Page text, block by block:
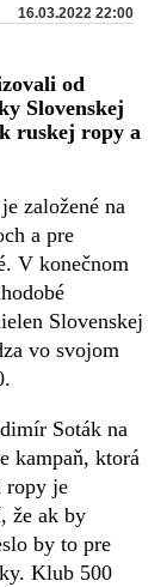
16.03.2022 22:00
od
Slovenskej
ruskej ropy a
založené na
a pre
V konečnom
Slovenskej
vo svojom
Soták na
kampaň, ktorá
ropy je
že ak by
by to pre
Klub 500